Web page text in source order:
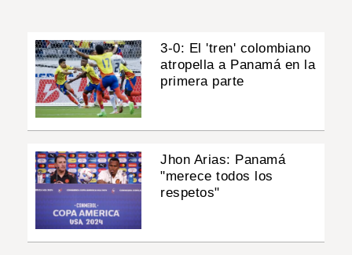
3-0: El 'tren' colombiano
atropella a Panamá en la
primera parte
Jhon Arias: Panamá
"merece todos los
respetos"